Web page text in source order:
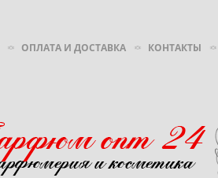
ОПЛАТА И ДОСТАВКА
КОНТАКТЫ